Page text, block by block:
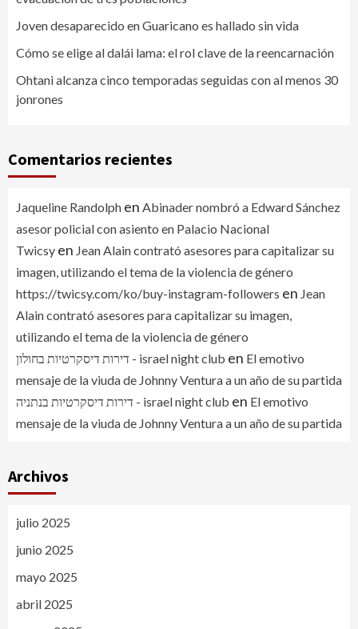
Joven desaparecido en Guaricano es hallado sin vida
Cómo se elige al dalái lama: el rol clave de la reencarnación
Ohtani alcanza cinco temporadas seguidas con al menos 30
jonrones
Comentarios recientes
Jaqueline Randolph en Abinader nombró a Edward Sánchez
asesor policial con asiento en Palacio Nacional
Twicsy en Jean Alain contrató asesores para capitalizar su
imagen, utilizando el tema de la violencia de género
https://twicsy.com/ko/buy-instagram-followers en Jean
Alain contrató asesores para capitalizar su imagen,
utilizando el tema de la violencia de género
דירות דיסקרטיות בחולון - israel night club en El emotivo
mensaje de la viuda de Johnny Ventura a un año de su partida
דירות דיסקרטיות בנתניה - israel night club en El emotivo
mensaje de la viuda de Johnny Ventura a un año de su partida
Archivos
julio 2025
junio 2025
mayo 2025
abril 2025